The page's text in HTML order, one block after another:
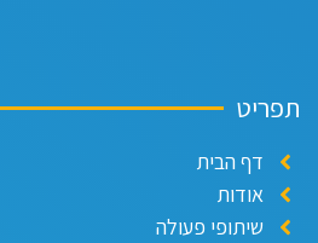
דף הבית
אודות
שיתופי פעולה